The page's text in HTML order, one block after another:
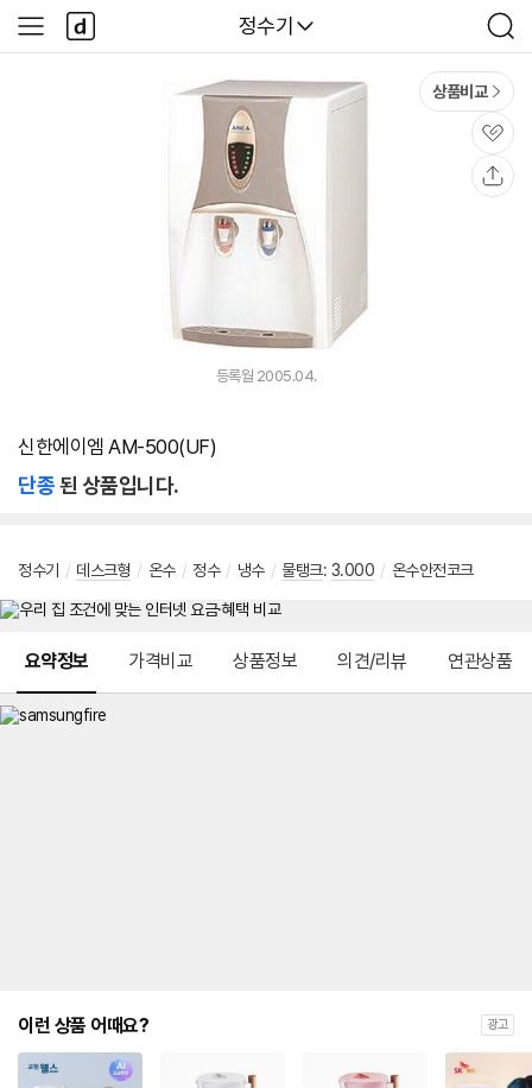
다나와
정수기
검
색
사
이
다
나
와
상품비교
관
심
등록월 2005.04.
신한에이엠 AM-500(UF)
단종된 상품입니다.
정수기 / 데스크형 / 온수 / 정수 / 냉수 / 물탱크: 3.000 / 온수안전코크
요약정보 가격비교 상품정보 의견/리뷰 연관상품
이런 상품 어때요? 광고